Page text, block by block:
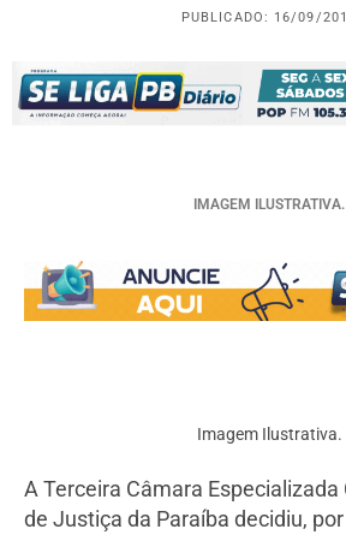
PUBLICADO: 16/09/
IMAGEM ILUSTRATIVA.
Imagem Ilustrativa.
A Terceira Câmara Especializada
de Justiça da Paraíba decidiu,